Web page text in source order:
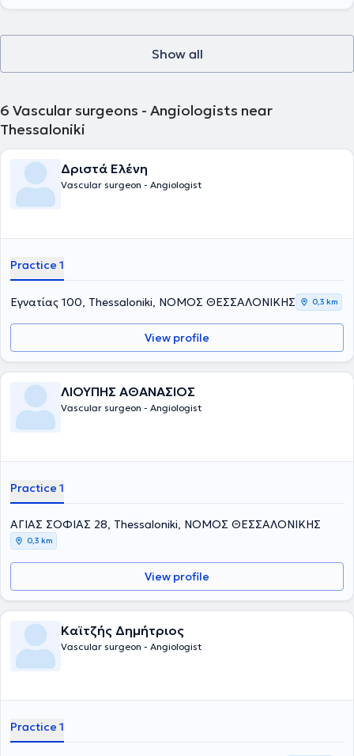
the authorship of scientific articles, and presentations at vascular
Show all
6 Vascular surgeons - Angiologists near
Thessaloniki
Δριστά Ελένη
Vascular surgeon - Angiologist
Practice 1
Εγνατίας 100, Thessaloniki, ΝΟΜΟΣ ΘΕΣΣΑΛΟΝΙΚΗΣ 0,3 km
View profile
ΛΙΟΥΠΗΣ ΑΘΑΝΑΣΙΟΣ
Vascular surgeon - Angiologist
Practice 1
ΑΓΙΑΣ ΣΟΦΙΑΣ 28, Thessaloniki, ΝΟΜΟΣ ΘΕΣΣΑΛΟΝΙΚΗΣ
0,3 km
View profile
Καϊτζής Δημήτριος
Vascular surgeon - Angiologist
Practice 1